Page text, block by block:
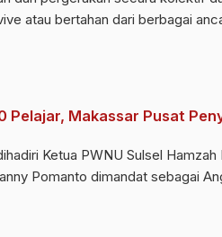
atau bertahan dari berbagai
Pelajar, Makassar Pusat
Ketua PWNU Sulsel
Pomanto dimandat sebagai